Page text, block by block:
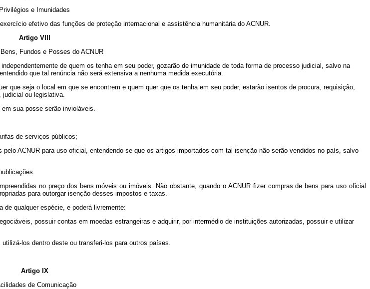
Privilégios e Imunidades
efetivo das funções de proteção internacional e assistência humanitária do ACNUR.
Artigo VIII
Fundos e Posses do ACNUR
de quem os tenha em seu poder, gozarão de imunidade de toda forma de processo judicial, salvo na
que tal renúncia não será extensiva a nenhuma medida executória.
que seja o local em que se encontrem e quem quer que os tenha em seu poder, estarão isentos de procura, requisição,
judicial ou legislativa.
sua posse serão invioláveis.
de serviços públicos;
ACNUR para uso oficial, entendendo-se que os artigos importados com tal isenção não serão vendidos no país, salvo
no preço dos bens móveis ou imóveis. Não obstante, quando o ACNUR fizer compras de bens para uso oficial
para outorgar isenção desses impostos e taxas.
de qualquer espécie, e poderá livremente:
possuir contas em moedas estrangeiras e adquirir, por intermédio de instituições autorizadas, possuir e utilizar
los dentro deste ou transferi-los para outros países.
Artigo IX
de Comunicação